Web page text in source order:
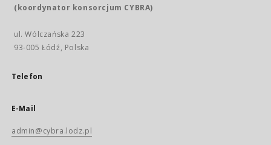
(koordynator konsorcjum CYBRA)
ul. Wólczańska 223
93-005 Łódź, Polska
Telefon
E-Mail
admin@cybra.lodz.pl